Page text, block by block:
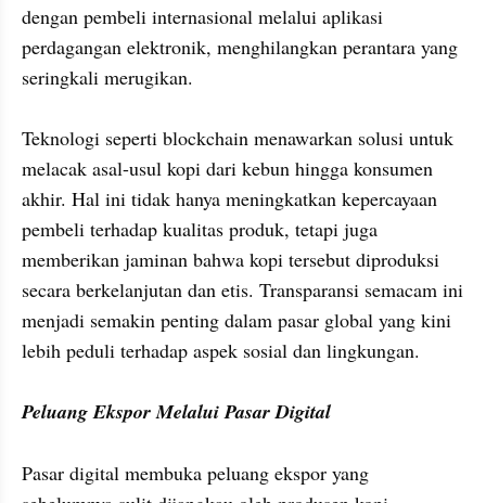
dengan pembeli internasional melalui aplikasi
perdagangan elektronik, menghilangkan perantara yang
seringkali merugikan.
Teknologi seperti blockchain menawarkan solusi untuk
melacak asal-usul kopi dari kebun hingga konsumen
akhir. Hal ini tidak hanya meningkatkan kepercayaan
pembeli terhadap kualitas produk, tetapi juga
memberikan jaminan bahwa kopi tersebut diproduksi
secara berkelanjutan dan etis. Transparansi semacam ini
menjadi semakin penting dalam pasar global yang kini
lebih peduli terhadap aspek sosial dan lingkungan.
Peluang Ekspor Melalui Pasar Digital
Pasar digital membuka peluang ekspor yang